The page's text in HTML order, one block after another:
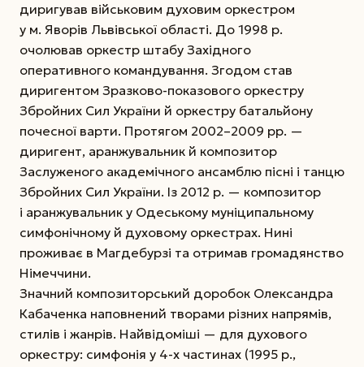
диригував військовим духовим оркестром
у м. Яворів Львівської області. До 1998 р.
очолював оркестр штабу Західного
оперативного командування. Згодом став
диригентом Зразково-показового оркестру
Збройних Сил України й оркестру батальйону
почесної варти. Протягом 2002–2009 рр. —
диригент, аранжувальник й композитор
Заслуженого академічного ансамблю пісні і танцю
Збройних Сил України. Із 2012 р. — композитор
і аранжувальник у Одеському муніципальному
симфонічному й духовому оркестрах. Нині
проживає в Магдебурзі та отримав громадянство
Німеччини.
Значний композиторський доробок Олександра
Кабаченка наповнений творами різних напрямів,
стилів і жанрів. Найвідоміші — для духового
оркестру: симфонія у 4-х частинах (1995 р.,